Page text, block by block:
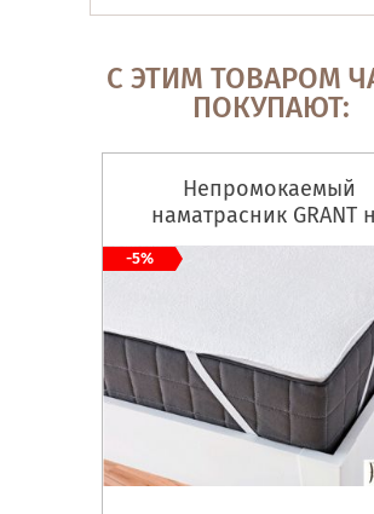
С ЭТИМ ТОВАРОМ
ПОКУПАЮТ:
Непромокаемый
наматрасник GRANT
резинке по углам
-5%